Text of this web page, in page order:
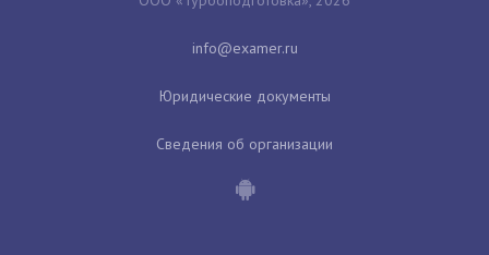
Юридические документы
Сведения об организации